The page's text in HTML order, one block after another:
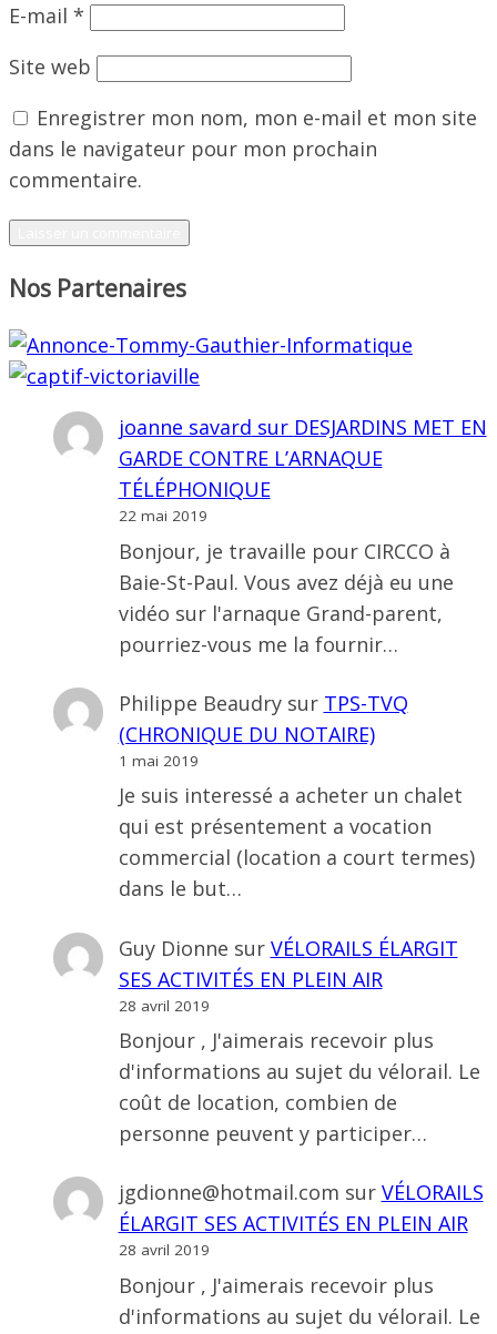
E-mail *
Site web
Enregistrer mon nom, mon e-mail et mon site
dans le navigateur pour mon prochain
commentaire.
Nos Partenaires
joanne savard sur DESJARDINS MET EN
GARDE CONTRE L’ARNAQUE
TÉLÉPHONIQUE
22 mai 2019
Bonjour, je travaille pour CIRCCO à
Baie-St-Paul. Vous avez déjà eu une
vidéo sur l'arnaque Grand-parent,
pourriez-vous me la fournir…
Philippe Beaudrysur TPS-TVQ
(CHRONIQUE DU NOTAIRE)
1 mai 2019
Je suis interessé a acheter un chalet
qui est présentement a vocation
commercial (location a court termes)
dans le but…
Guy Dionne sur VÉLORAILS ÉLARGIT
SES ACTIVITÉS EN PLEIN AIR
28 avril 2019
Bonjour , J'aimerais recevoir plus
d'informations au sujet du vélorail. Le
coût de location, combien de
personne peuvent y participer…
jgdionne@hotmail.com sur VÉLORAILS
ÉLARGIT SES ACTIVITÉS EN PLEIN AIR
28 avril 2019
Bonjour , J'aimerais recevoir plus
d'informations au sujet du vélorail. Le